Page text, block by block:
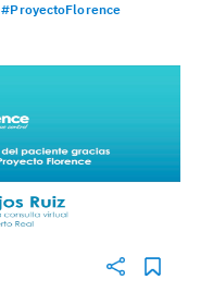
#ProyectoFlorence